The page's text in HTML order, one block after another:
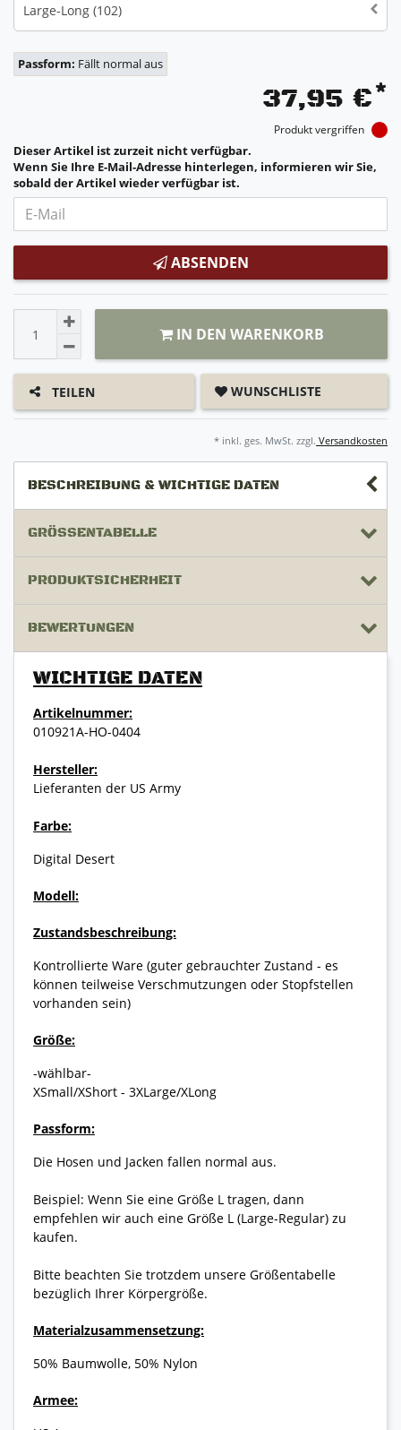
Large-Long (102)
Passform: Fällt normal aus
37,95 €*
Produkt vergriffen
Dieser Artikel ist zurzeit nicht verfügbar.
Wenn Sie Ihre E-Mail-Adresse hinterlegen, informieren wir Sie,
sobald der Artikel wieder verfügbar ist.
ABSENDEN
IN DEN WARENKORB
TEILEN WUNSCHLISTE
* inkl. ges. MwSt. zzgl. Versandkosten
BESCHREIBUNG & WICHTIGE DATEN
GRÖSSENTABELLE
PRODUKTSICHERHEIT
BEWERTUNGEN
WICHTIGE DATEN
Artikelnummer:
010921A-HO-0404
Hersteller:
Lieferanten der US Army
Farbe:
Digital Desert
Modell:
Zustandsbeschreibung:
Kontrollierte Ware (guter gebrauchter Zustand - es
können teilweise Verschmutzungen oder Stopfstellen
vorhanden sein)
Größe:
-wählbar-
XSmall/XShort - 3XLarge/XLong
Passform:
Die Hosen und Jacken fallen normal aus.
Beispiel: Wenn Sie eine Größe L tragen, dann
empfehlen wir auch eine Größe L (Large-Regular) zu
kaufen.
Bitte beachten Sie trotzdem unsere Größentabelle
bezüglich Ihrer Körpergröße.
Materialzusammensetzung:
50% Baumwolle, 50% Nylon
Armee: